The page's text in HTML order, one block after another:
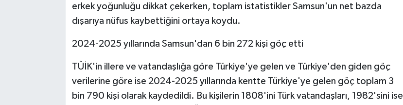
erkek yoğunluğu dikkat çekerken, toplam istatistikler Samsun'un net bazda
dışarıya nüfus kaybettiğini ortaya koydu.
2024-2025 yıllarında Samsun'dan 6 bin 272 kişi göç etti
TÜİK'in illere ve vatandaşlığa göre Türkiye'ye gelen ve Türkiye'den giden göç
verilerine göre ise 2024-2025 yıllarında kentte Türkiye'ye gelen göç toplam 3
bin 790 kişi olarak kaydedildi. Bu kişilerin 1808'ini Türk vatandaşları, 1982'sini ise